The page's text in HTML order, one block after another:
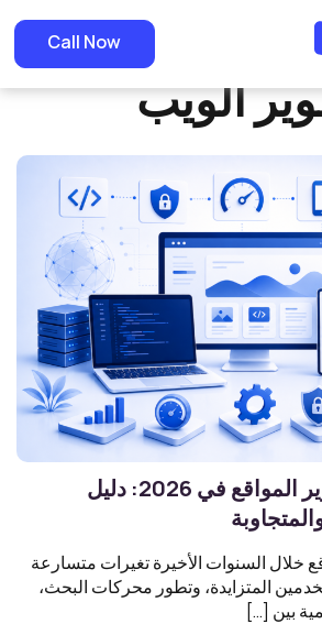
Call Now
الويب
أحدث تقنيات تطوير المواقع في 2026: دليل
خلال السنوات الأخيرة تغيرات متسارعة
المتزايدة، وتطور محركات البحث،
بين […]